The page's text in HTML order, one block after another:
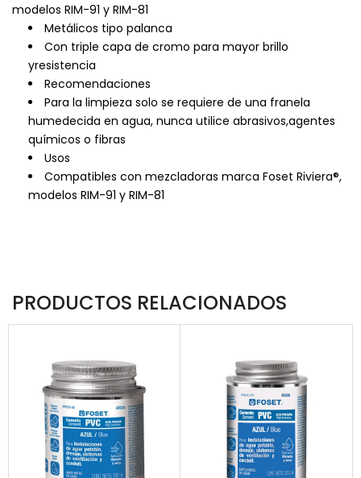
modelos RIM-91 y RIM-81
Metálicos tipo palanca
Con triple capa de cromo para mayor brillo
yresistencia
Recomendaciones
Para la limpieza solo se requiere de una franela
humedecida en agua, nunca utilice abrasivos,agentes
químicos o fibras
Usos
Compatibles con mezcladoras marca Foset Riviera®,
modelos RIM-91 y RIM-81
PRODUCTOS RELACIONADOS